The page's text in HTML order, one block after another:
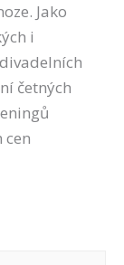
Jako
i
četných
cen